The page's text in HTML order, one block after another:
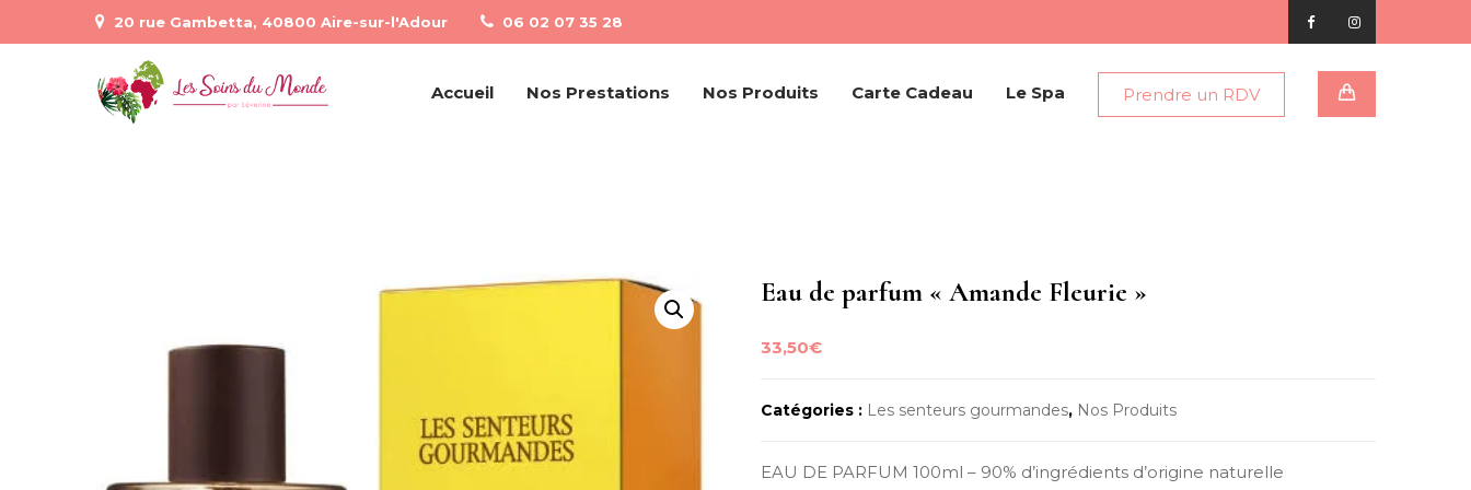
20 rue Gambetta, 40800 Aire-sur-l'Adour 06 02 07 35 28
Accueil Nos Prestations Nos Produits Carte Cadeau Le Spa Prendre un RDV
Eau de parfum « Amande Fleurie »
33,50€
Catégories : Les senteurs gourmandes, Nos Produits
EAU DE PARFUM 100ml – 90% d’ingrédients d’origine naturelle